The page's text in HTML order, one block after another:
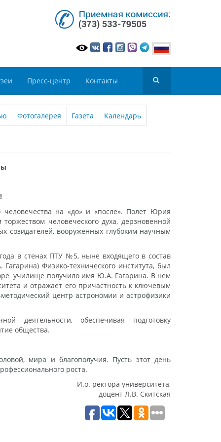
Пресс-центр Контакты
Фотогалерея Газета Календарь
на «до» и «после». Полет Юрия
человеческого духа, дерзновенной
созидателей, вооруженных глубоким научным
в стенах ПТУ №5, ныне входящего в состав
Физико-технического института, был
училище получило имя Ю.А. Гагарина. В нем
и отражает его причастность к ключевым
центр астрономии и астрофизики
деятельности, обеспечивая подготовку
общества.
мира и благополучия. Пусть этот день
роста.
И.о. ректора университета,
доцент Л.В. Скитская